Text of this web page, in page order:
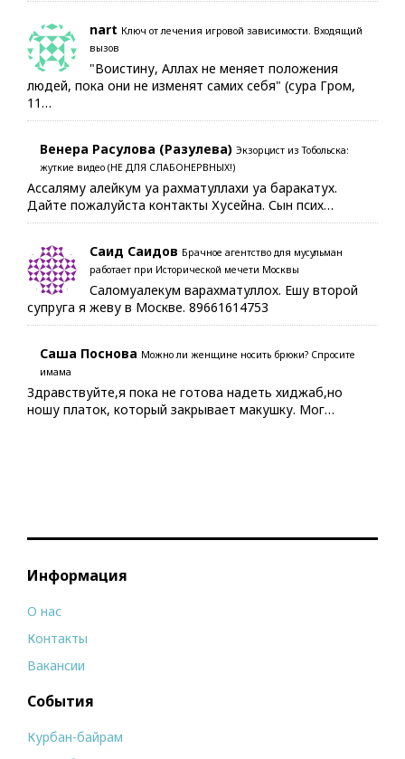
nart Ключ от лечения игровой зависимости. Входящий
вызов
"Воистину, Аллах не меняет положения
людей, пока они не изменят самих себя" (сура Гром,
11…
Венера Расулова (Разулева) Экзорцист из Тобольска:
жуткие видео (НЕ ДЛЯ СЛАБОНЕРВНЫХ!)
Ассаляму алейкум уа рахматуллахи уа баракатух.
Дайте пожалуйста контакты Хусейна. Сын псих…
Саид Саидов Брачное агентство для мусульман
работает при Исторической мечети Москвы
Саломуалекум варахматуллох. Ешу второй
супруга я жеву в Москве. 89661614753
Саша Поснова Можно ли женщине носить брюки? Спросите
имама
Здравствуйте,я пока не готова надеть хиджаб,но
ношу платок, который закрывает макушку. Мог…
Информация
О нас
Контакты
Вакансии
События
Курбан-байрам